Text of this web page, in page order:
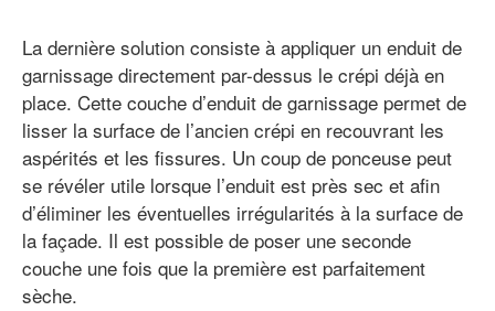
La dernière solution consiste à appliquer un enduit de
garnissage directement par-dessus le crépi déjà en
place. Cette couche d’enduit de garnissage permet de
lisser la surface de l’ancien crépi en recouvrant les
aspérités et les fissures. Un coup de ponceuse peut
se révéler utile lorsque l’enduit est près sec et afin
d’éliminer les éventuelles irrégularités à la surface de
la façade. Il est possible de poser une seconde
couche une fois que la première est parfaitement
sèche.